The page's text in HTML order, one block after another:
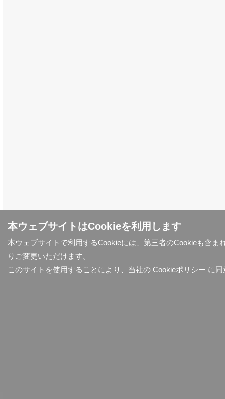
本ウェブサイトはCookieを利用します
本ウェブサイトで利用するCookieには、第三者のCookieも含
りご変更いただけます。
このサイトを使用することにより、当社の Cookieポリシー に